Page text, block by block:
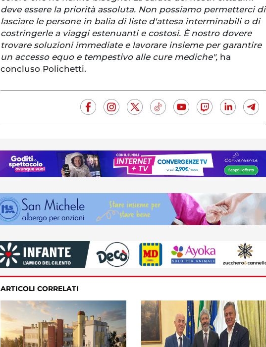
deve essere la priorità assoluta. Non possiamo permetterci di
lasciare le persone in balia di liste d'attesa interminabili o di
costringerle a viaggi estenuanti e costosi. È nostro dovere
trovare soluzioni immediate e lavorare insieme per garantire
un accesso equo e tempestivo alle cure mediche", ha
concluso Polichetti.
ARTICOLI CORRELATI